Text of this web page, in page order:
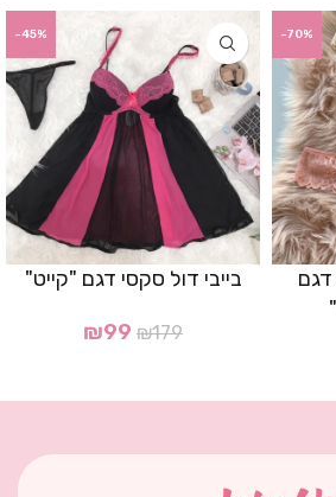
-70%
דגם
-45%
בייבי דול סקסי דגם "קייט"
₪179
₪99